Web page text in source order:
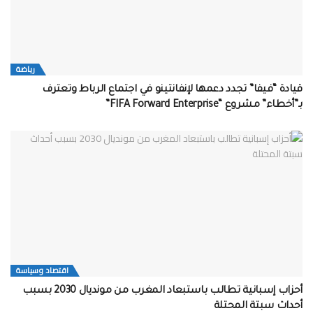
رياضة
قيادة “فيفا” تجدد دعمها لإنفانتينو في اجتماع الرباط وتعترف
بـ”أخطاء” مشروع “FIFA Forward Enterprise”
اقتصاد وسياسة
أحزاب إسبانية تطالب باستبعاد المغرب من مونديال 2030 بسبب
أحداث سبتة المحتلة